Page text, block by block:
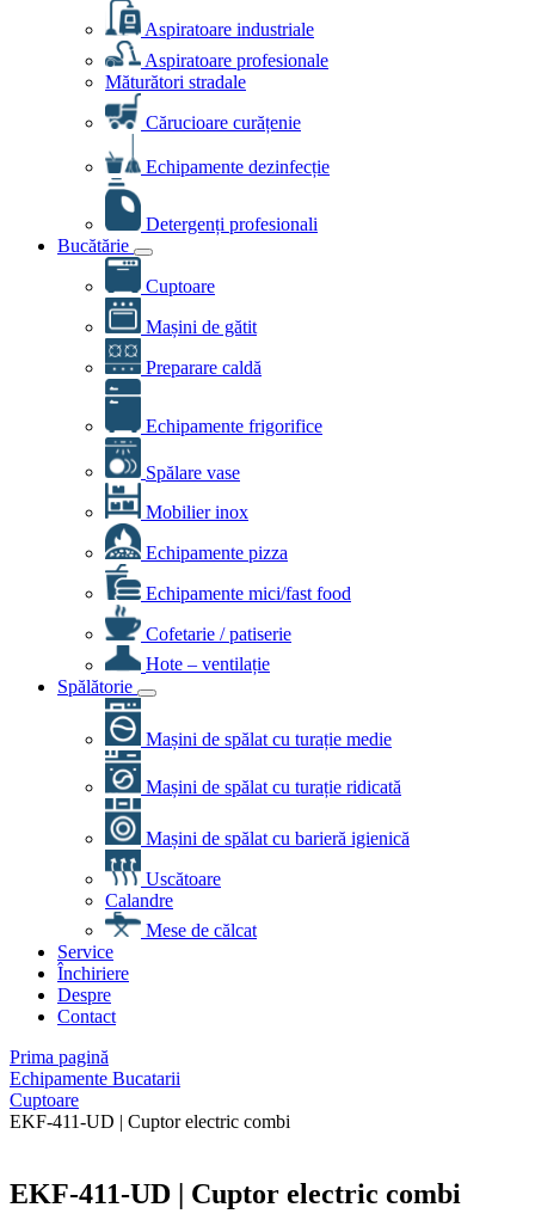
Aspiratoare industriale
Aspiratoare profesionale
Măturători stradale
Cărucioare curățenie
Echipamente dezinfecție
Detergenți profesionali
Bucătărie
Cuptoare
Mașini de gătit
Preparare caldă
Echipamente frigorifice
Spălare vase
Mobilier inox
Echipamente pizza
Echipamente mici/fast food
Cofetarie / patiserie
Hote – ventilație
Spălătorie
Mașini de spălat cu turație medie
Mașini de spălat cu turație ridicată
Mașini de spălat cu barieră igienică
Uscătoare
Calandre
Mese de călcat
Service
Închiriere
Despre
Contact
Prima pagină
Echipamente Bucatarii
Cuptoare
EKF-411-UD | Cuptor electric combi
EKF-411-UD | Cuptor electric combi